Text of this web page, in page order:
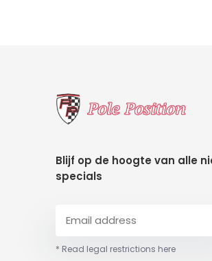
Blijf op de hoogte van alle
specials
* Read legal restrictions here